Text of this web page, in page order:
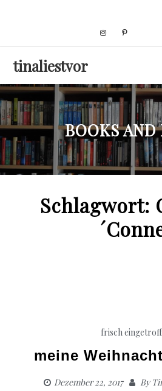
tinaliestvor
BOOKS AND
Schlagwort:
frisch
meine
Dezember 22, 2017 By